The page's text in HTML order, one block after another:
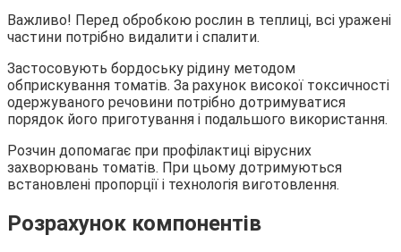
Важливо! Перед обробкою рослин в теплиці, всі уражені
частини потрібно видалити і спалити.
Застосовують бордоську рідину методом
обприскування томатів. За рахунок високої токсичності
одержуваного речовини потрібно дотримуватися
порядок його приготування і подальшого використання.
Розчин допомагає при профілактиці вірусних
захворювань томатів. При цьому дотримуються
встановлені пропорції і технологія виготовлення.
Розрахунок компонентів